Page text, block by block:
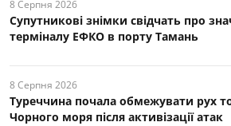
8 Серпня 2026
Супутникові знімки свідчать про
терміналу ЕФКО в порту Тамань
8 Серпня 2026
Туреччина почала обмежувати рух
Чорного моря після активізації атак